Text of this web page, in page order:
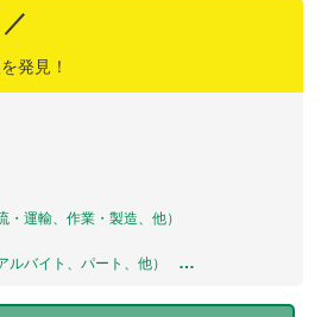
発見！
運輸、作業・製造、他）
バイト、パート、他）
…